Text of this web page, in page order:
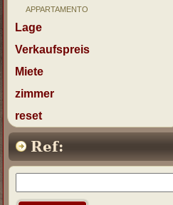
APPARTAMENTO
Lage
Verkaufspreis
Miete
zimmer
reset
Ref: